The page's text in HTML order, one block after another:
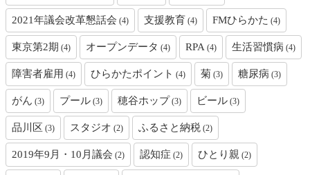
2021年議会改革懇話会 (4) 支援教育 (4) FMひらかた (4)
東京第2期 (4) オープンデータ (4) RPA (4) 生活習慣病 (4)
障害者雇用 (4) ひらかたポイント (4) 菊 (3) 糖尿病 (3)
がん (3) プール (3) 穂谷ホップ (3) ビール (3)
品川区 (3) スタジオ (2) ふるさと納税 (2)
2019年9月・10月議会 (2) 認知症 (2) ひとり親 (2)